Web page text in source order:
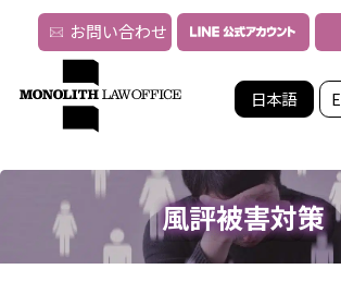
日本語
お問い合わせ
風評被害対策